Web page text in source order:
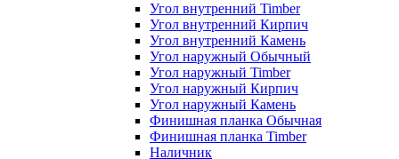
Угол внутренний Timber
Угол внутренний Кирпич
Угол внутренний Камень
Угол наружный Обычный
Угол наружный Timber
Угол наружный Кирпич
Угол наружный Камень
Финишная планка Обычная
Финишная планка Timber
Наличник